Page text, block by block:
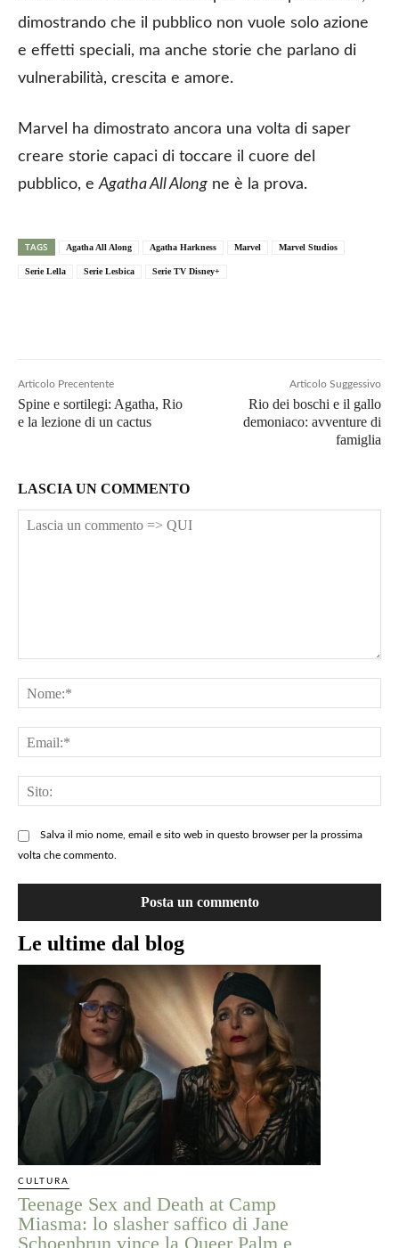
dimostrando che il pubblico non vuole solo azione
e effetti speciali, ma anche storie che parlano di
vulnerabilità, crescita e amore.
Marvel ha dimostrato ancora una volta di saper
creare storie capaci di toccare il cuore del
pubblico, eAgatha All Along ne è la prova.
TAGS Agatha All Along Agatha Harkness Marvel Marvel Studios
Serie Lella Serie Lesbica Serie TV Disney+
Articolo Precentente
Spine e sortilegi: Agatha, Rio
e la lezione di un cactus
Articolo Suggessivo
Rio dei boschi e il gallo
demoniaco: avventure di
famiglia
LASCIA UN COMMENTO
un
commento
=>
QUI
Salva il mio nome, email e sito web in questo browser per la prossima
volta che commento.
Le ultime dal blog
CULTURA
Teenage Sex and Death at Camp
Miasma: lo slasher saffico di Jane
Schoenbrun vince la Queer Palm e